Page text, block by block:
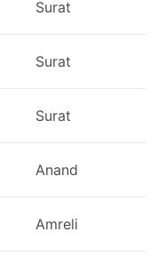
Surat
Surat
Surat
Anand
Amreli